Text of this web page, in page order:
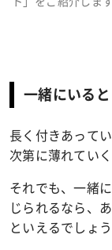
一緒にいる
長く付きあって
次第に薄れていく
それでも、一緒
じられるなら、
といえるでしょう